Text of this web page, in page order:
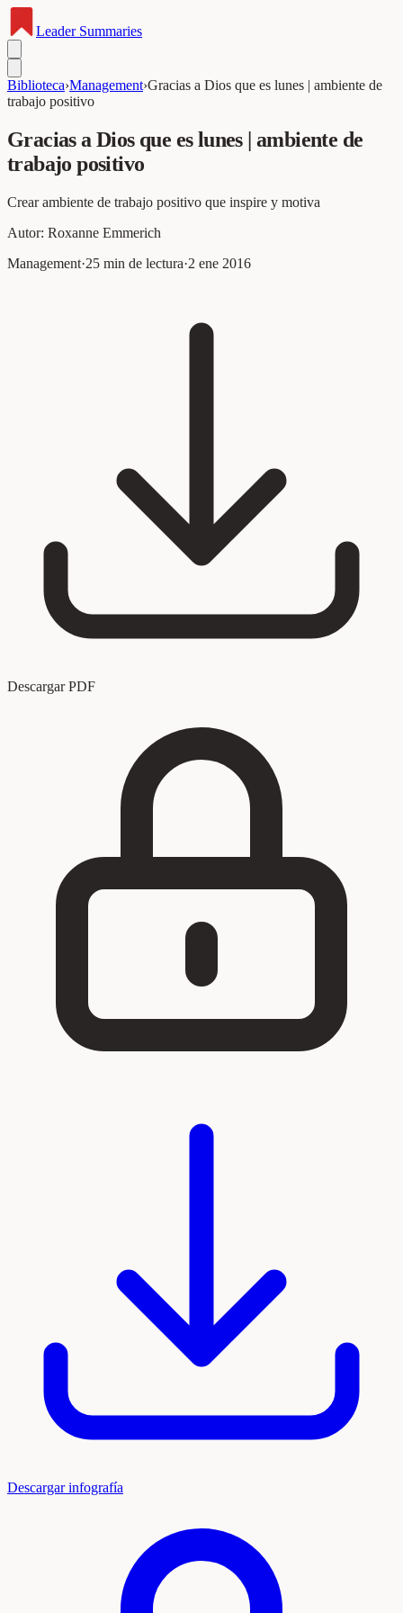
LeaderSummaries
Biblioteca›Management›Gracias a Dios que es lunes | ambiente de
trabajo positivo
Gracias a Dios que es lunes | ambiente de
trabajo positivo
Crear ambiente de trabajo positivo que inspire y motiva
Autor: Roxanne Emmerich
Management·25 min de lectura·2 ene 2016
Descargar PDF
Descargar infografía